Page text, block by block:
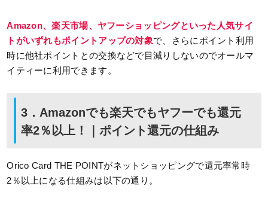
Amazon、楽天市場、ヤフーショッピングといった人気サイ
トがいずれもポイントアップの対象で、さらにポイント利用
時に他社ポイントとの交換などで目減りしないのでオールマ
イティーに利用できます。
3．Amazonでも楽天でもヤフーでも還元
率2％以上！｜ポイント還元の仕組み
Orico Card THE POINTがネットショッピングで還元率常時
2％以上になる仕組みは以下の通り。